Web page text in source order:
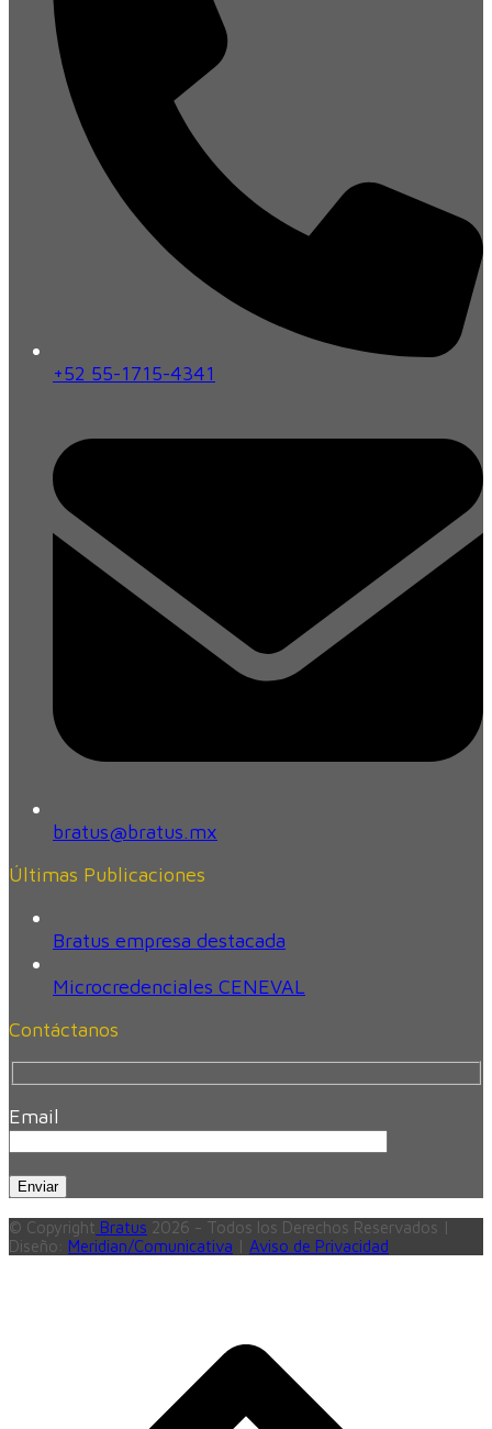
+52 55-1715-4341
bratus@bratus.mx
Últimas Publicaciones
Bratus empresa destacada
Microcredenciales CENEVAL
Contáctanos
Email
© Copyright Bratus 2026 - Todos los Derechos Reservados |
Diseño: Meridian/Comunicativa | Aviso de Privacidad